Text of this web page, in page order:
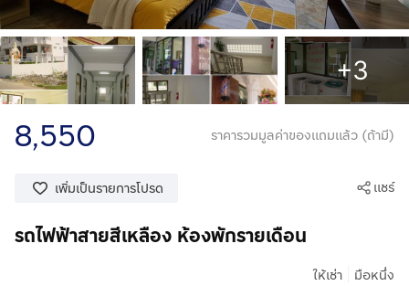
+3
8,550 ราคารวมมูลค่าของแถมแล้ว (ถ้ามี)
เพิ่มเป็นรายการโปรด แชร์
รถไฟฟ้าสายสีเหลือง ห้องพักรายเดือน
ให้เช่า มือหนึ่ง